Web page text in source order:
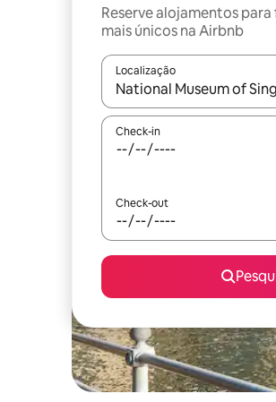
Reserve alojamentos
mais únicos na Airbnb
Localização
Quando os resultados
Check-in
Check-out